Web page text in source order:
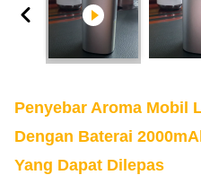
Penyebar Aroma Mobil
Dengan Baterai
Yang Dapat Dilepas